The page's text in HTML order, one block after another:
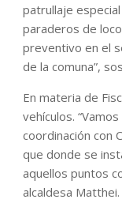
patrullaje
paraderos de
preventivo en el
de la comuna”,
En materia de
vehículos.
coordinación con
que donde se
aquellos puntos
alcaldesa Matthei.